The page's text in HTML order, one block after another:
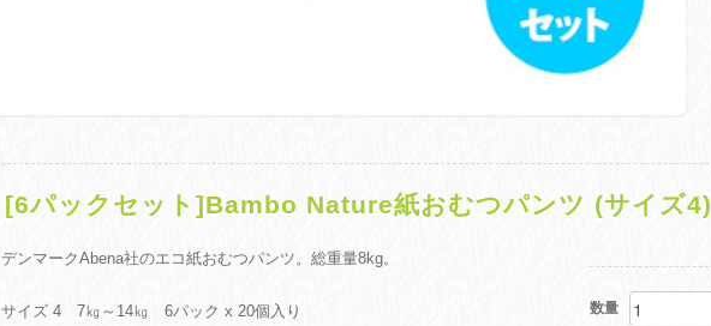
[6パックセット]Bambo Nature紙おむつパンツ (サイズ4)
デンマークAbena社のエコ紙おむつパンツ。総重量8kg。
サイズ 4 7㎏～14㎏ 6パック x 20個入り 数量